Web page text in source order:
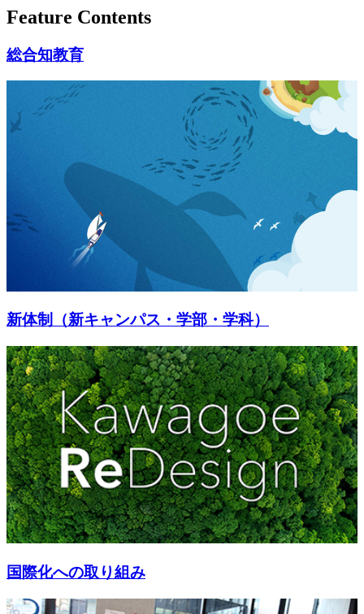
Feature Contents
総合知教育
新体制（新キャンパス・学部・学科）
国際化への取り組み